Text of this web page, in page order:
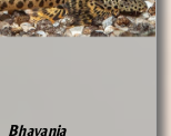
Bhavania